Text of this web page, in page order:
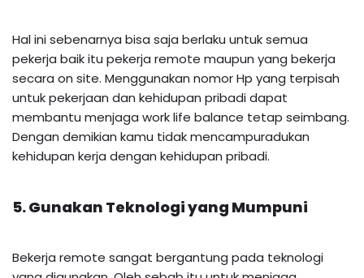
Hal ini sebenarnya bisa saja berlaku untuk semua
pekerja baik itu pekerja remote maupun yang bekerja
secara on site. Menggunakan nomor Hp yang terpisah
untuk pekerjaan dan kehidupan pribadi dapat
membantu menjaga work life balance tetap seimbang.
Dengan demikian kamu tidak mencampuradukan
kehidupan kerja dengan kehidupan pribadi.
5. Gunakan Teknologi yang Mumpuni
Bekerja remote sangat bergantung pada teknologi